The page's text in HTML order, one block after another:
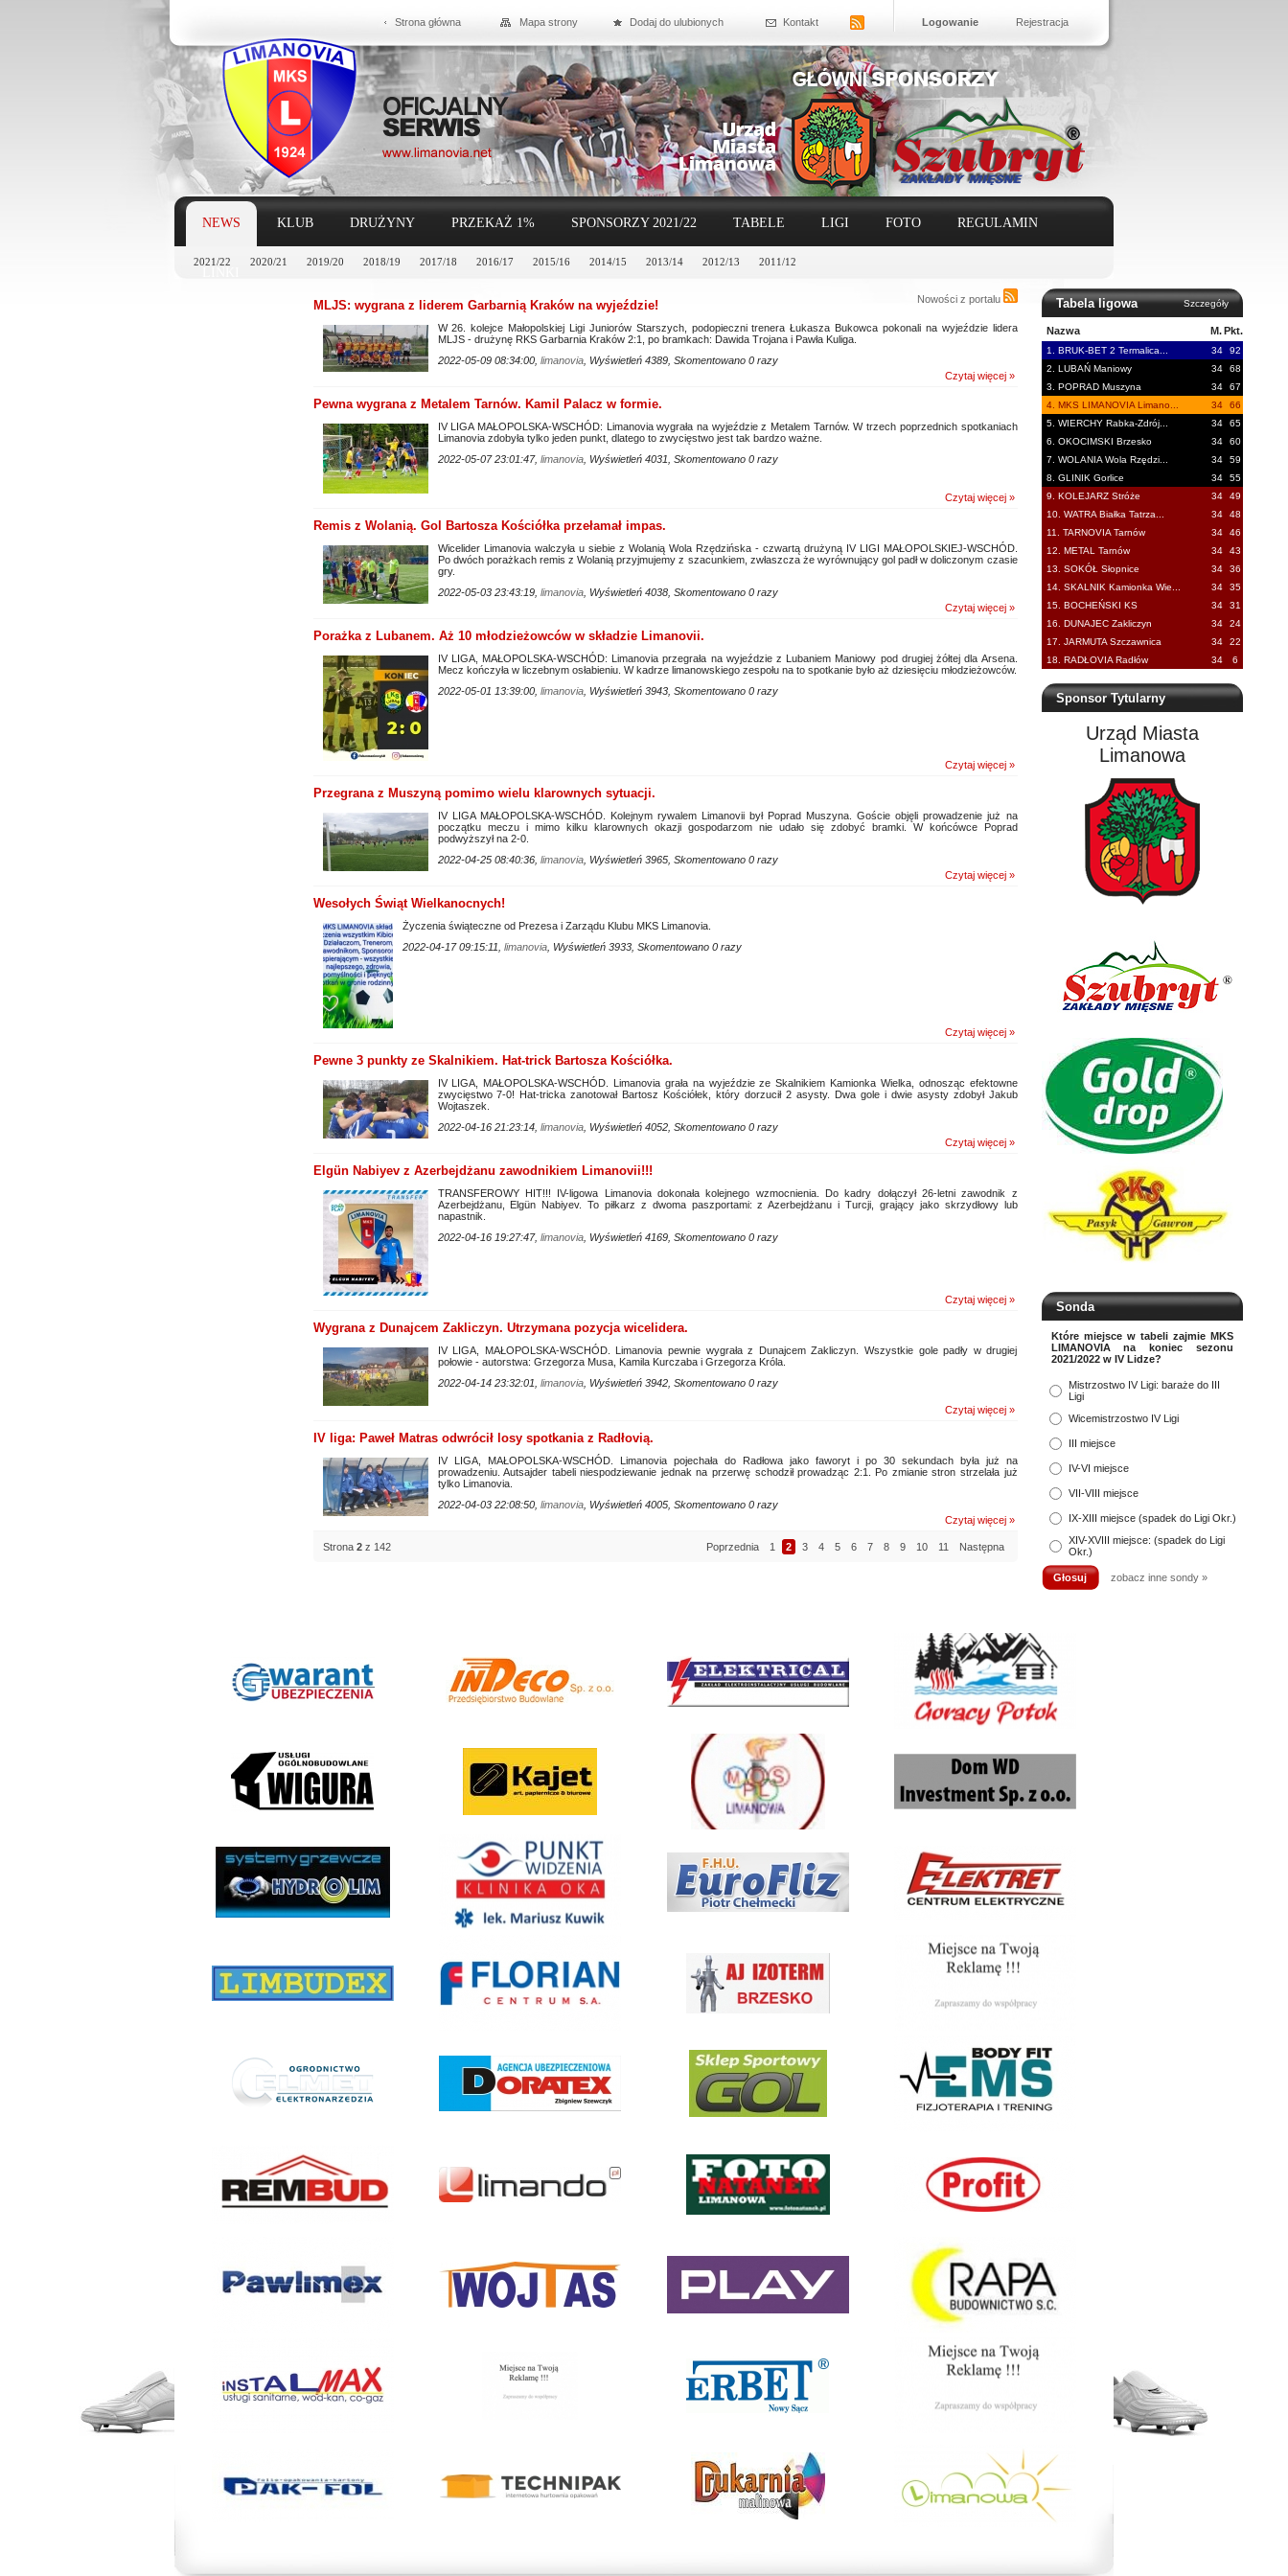
Strona główna Mapa strony Dodaj do ulubionych Kontakt Logowanie Rejestracja
NEWS
2021/22 2020/21 2019/20 2018/19 2017/18 2016/17 2015/16 2014/15 2013/14 2012/13 2011/12
KLUB DRUŻYNY PRZEKAŻ 1% SPONSORZY 2021/22 TABELE LIGI FOTO REGULAMIN
Tabela ligowa Szczegóły
Nazwa M. Pkt.
1. BRUK-BET 2 Termalica... 34
92
2. LUBAŃ Maniowy
34
68
3. POPRAD Muszyna
34
67
4. MKS LIMANOVIA Limano...
34
66
5. WIERCHY Rabka-Zdrój...
34
65
6. OKOCIMSKI Brzesko
34
60
7. WOLANIA Wola Rzędzi...
34
59
8. GLINIK Gorlice
34
55
9. KOLEJARZ Stróże
34
49
10. WATRA Białka Tatrza...
34
48
11. TARNOVIA Tarnów
34
46
12. METAL Tarnów
34
43
13. SOKÓŁ Słopnice
34
36
14. SKALNIK Kamionka Wie...
34
35
15. BOCHEŃSKI KS
34
31
16. DUNAJEC Zakliczyn
34
24
17. JARMUTA Szczawnica
34
22
18. RADŁOVIA Radłów
34 6
Sponsor Tytularny
Urząd Miasta
Limanowa
Sonda
Które miejsce w tabeli zajmie MKS
LIMANOVIA na koniec sezonu
2021/2022 w IV Lidze?
Mistrzostwo IV Ligi: baraże do III
Ligi
Wicemistrzostwo IV Ligi
III miejsce
IV-VI miejsce
VII-VIII miejsce
IX-XIII miejsce (spadek do Ligi Okr.)
XIV-XVIII miejsce: (spadek do Ligi
Okr.)
zobacz inne sondy »
MLJS: wygrana z liderem Garbarnią Kraków na wyjeździe!
W 26. kolejce Małopolskiej Ligi Juniorów Starszych, podopieczni trenera Łukasza Bukowca pokonali na wyjeździe lidera
MLJS - drużynę RKS Garbarnia Kraków 2:1, po bramkach: Dawida Trojana i Pawła Kuliga.
Czytaj więcej »
2022-05-09 08:34:00, limanovia, Wyświetleń 4389, Skomentowano 0 razy
Pewna wygrana z Metalem Tarnów. Kamil Palacz w formie.
IV LIGA MAŁOPOLSKA-WSCHÓD: Limanovia wygrała na wyjeździe z Metalem Tarnów. W trzech poprzednich spotkaniach
Limanovia zdobyła tylko jeden punkt, dlatego to zwycięstwo jest tak bardzo ważne.
Czytaj więcej »
2022-05-07 23:01:47, limanovia, Wyświetleń 4031, Skomentowano 0 razy
Remis z Wolanią. Gol Bartosza Kościółka przełamał impas.
Wicelider Limanovia walczyła u siebie z Wolanią Wola Rzędzińska - czwartą drużyną IV LIGI MAŁOPOLSKIEJ-WSCHÓD.
Po dwóch porażkach remis z Wolanią przyjmujemy z szacunkiem, zwłaszcza że wyrównujący gol padł w doliczonym czasie
gry.
Czytaj więcej »
2022-05-03 23:43:19, limanovia, Wyświetleń 4038, Skomentowano 0 razy
Porażka z Lubanem. Aż 10 młodzieżowców w składzie Limanovii.
IV LIGA, MAŁOPOLSKA-WSCHÓD: Limanovia przegrała na wyjeździe z Lubaniem Maniowy pod drugiej żółtej dla Arsena.
Mecz kończyła w liczebnym osłabieniu. W kadrze limanowskiego zespołu na to spotkanie było aż dziesięciu młodzieżowców.
Czytaj więcej »
2022-05-01 13:39:00, limanovia, Wyświetleń 3943, Skomentowano 0 razy
Przegrana z Muszyną pomimo wielu klarownych sytuacji.
IV LIGA MAŁOPOLSKA-WSCHÓD. Kolejnym rywalem Limanovii był Poprad Muszyna. Goście objęli prowadzenie już na
początku meczu i mimo kilku klarownych okazji gospodarzom nie udało się zdobyć bramki. W końcówce Poprad
podwyższył na 2-0.
Czytaj więcej »
2022-04-25 08:40:36, limanovia, Wyświetleń 3965, Skomentowano 0 razy
Wesołych Świąt Wielkanocnych!
Życzenia świąteczne od Prezesa i Zarządu Klubu MKS Limanovia.
Czytaj więcej »
2022-04-17 09:15:11, limanovia, Wyświetleń 3933, Skomentowano 0 razy
Pewne 3 punkty ze Skalnikiem. Hat-trick Bartosza Kościółka.
IV LIGA, MAŁOPOLSKA-WSCHÓD. Limanovia grała na wyjeździe ze Skalnikiem Kamionka Wielka, odnosząc efektowne
zwycięstwo 7-0! Hat-tricka zanotował Bartosz Kościółek, który dorzucił 2 asysty. Dwa gole i dwie asysty zdobył Jakub
Wojtaszek.
Czytaj więcej »
2022-04-16 21:23:14, limanovia, Wyświetleń 4052, Skomentowano 0 razy
Elgün Nabiyev z Azerbejdżanu zawodnikiem Limanovii!!!
TRANSFEROWY HIT!!! IV-ligowa Limanovia dokonała kolejnego wzmocnienia. Do kadry dołączył 26-letni zawodnik z
Azerbejdżanu, Elgün Nabiyev. To piłkarz z dwoma paszportami: z Azerbejdżanu i Turcji, grający jako skrzydłowy lub
napastnik.
Czytaj więcej »
2022-04-16 19:27:47, limanovia, Wyświetleń 4169, Skomentowano 0 razy
Wygrana z Dunajcem Zakliczyn. Utrzymana pozycja wicelidera.
IV LIGA, MAŁOPOLSKA-WSCHÓD. Limanovia pewnie wygrała z Dunajcem Zakliczyn. Wszystkie gole padły w drugiej
połowie - autorstwa: Grzegorza Musa, Kamila Kurczaba i Grzegorza Króla.
Czytaj więcej »
2022-04-14 23:32:01, limanovia, Wyświetleń 3942, Skomentowano 0 razy
IV liga: Paweł Matras odwrócił losy spotkania z Radłovią.
IV LIGA, MAŁOPOLSKA-WSCHÓD. Limanovia pojechała do Radłowa jako faworyt i po 30 sekundach była już na
prowadzeniu. Autsajder tabeli niespodziewanie jednak na przerwę schodził prowadząc 2:1. Po zmianie stron strzelała już
tylko Limanovia.
Czytaj więcej »
2022-04-03 22:08:50, limanovia, Wyświetleń 4005, Skomentowano 0 razy
Nowości z portalu
Strona 2z 142 Poprzednia 1 2 3 4 5 6 7 8 9 10 11 Następna